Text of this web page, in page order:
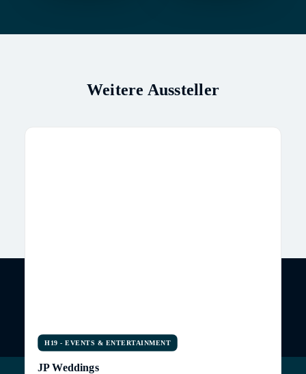
Weitere Aussteller
H19 - EVENTS & ENTERTAINMENT
JP Weddings